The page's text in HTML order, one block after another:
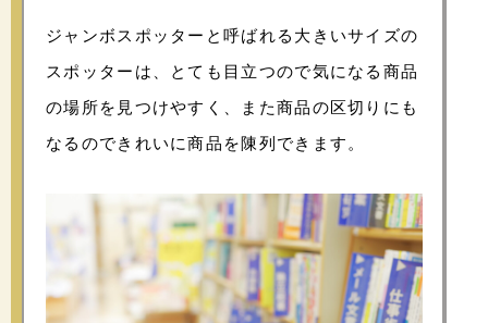
ジャンボスポッターと呼ばれる大きいサイズの
スポッターは、とても目立つので気になる商品
の場所を見つけやすく、また商品の区切りにも
なるのできれいに商品を陳列できます。